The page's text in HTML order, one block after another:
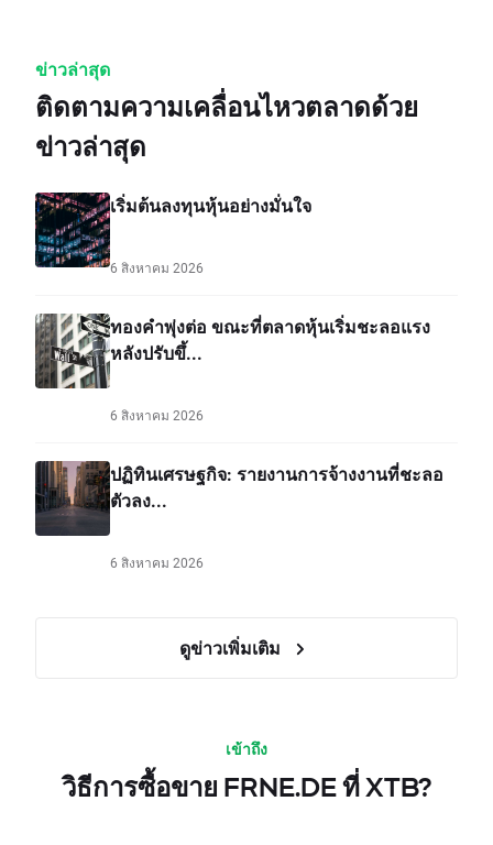
ข่าวล่าสุด
ติดตามความเคลื่อนไหวตลาดด้วย
ข่าวล่าสุด
เริ่มต้นลงทุนหุ้นอย่างมั่นใจ
6 สิงหาคม 2026
ทองคำพุ่งต่อ ขณะที่ตลาดหุ้นเริ่มชะลอแรง
หลังปรับขึ้...
6 สิงหาคม 2026
ปฏิทินเศรษฐกิจ: รายงานการจ้างงานที่ชะลอ
ตัวลง...
6 สิงหาคม 2026
ดูข่าวเพิ่มเติม
เข้าถึง
วิธีการซื้อขาย FRNE.DE ที่ XTB?